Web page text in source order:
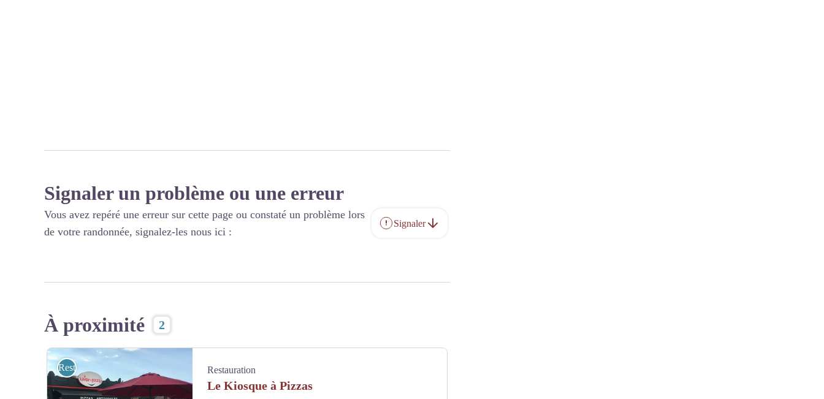
Signaler un problème ou une erreur
Vous avez repéré une erreur sur cette page ou constaté un problème lors
de votre randonnée, signalez-les nous ici :
Signaler
À proximité 2
Restauration Restauration
Le Kiosque à Pizzas